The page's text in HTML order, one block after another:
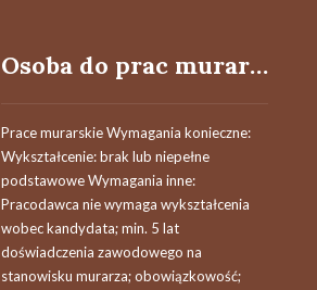
Osoba do prac murarskich
Prace murarskie Wymagania konieczne:
Wykształcenie: brak lub niepełne
podstawowe Wymagania inne:
Pracodawca nie wymaga wykształcenia
wobec kandydata; min. 5 lat
doświadczenia zawodowego na
stanowisku murarza; obowiązkowość;